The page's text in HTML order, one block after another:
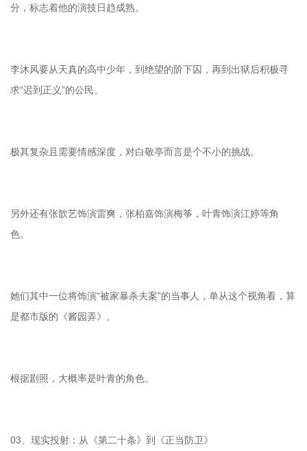
分，标志着他的演技日趋成熟。
李沐风要从天真的高中少年，到绝望的阶下囚，再到出狱后积极寻
求“迟到正义”的公民。
极其复杂且需要情感深度，对白敬亭而言是个不小的挑战。
另外还有张歆艺饰演雷爽，张柏嘉饰演梅筝，叶青饰演江婷等角
色。
她们其中一位将饰演“被家暴杀夫案”的当事人，单从这个视角看，算
是都市版的《酱园弄》。
根据剧照，大概率是叶青的角色。
03、现实投射：从《第二十条》到《正当防卫》